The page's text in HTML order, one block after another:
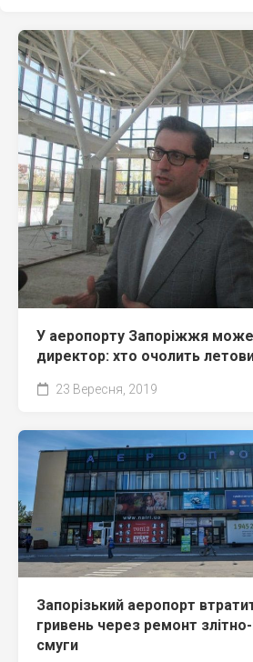
У аеропорту Запоріжжя може
директор: хто очолить
23 Вересня, 2019
Запорізький аеропорт
гривень через ремонт
смуги